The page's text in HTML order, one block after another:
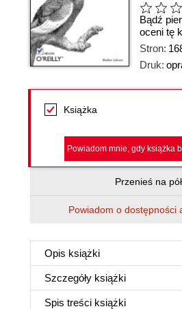
Bądź
oceni tę
Stron:
Druk:
Książka
Powiadom mnie, gdy książka
Przenieś na
Powiadom o dostępności
Opis książki
Szczegóły książki
Spis treści książki